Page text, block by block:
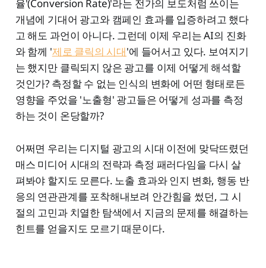
율'(Conversion Rate)'라는 전가의 보도처럼 쓰이는
개념에 기대어 광고와 캠페인 효과를 입증하려고 했다
고 해도 과언이 아니다. 그런데 이제 우리는 AI의 진화
와 함께 '제로 클릭의 시대'에 들어서고 있다. 보여지기
는 했지만 클릭되지 않은 광고를 이제 어떻게 해석할
것인가? 측정할 수 없는 인식의 변화에 어떤 형태로든
영향을 주었을 '노출형' 광고들은 어떻게 성과를 측정
하는 것이 온당할까?
어쩌면 우리는 디지털 광고의 시대 이전에 맞닥뜨렸던
매스 미디어 시대의 전략과 측정 패러다임을 다시 살
펴봐야 할지도 모른다. 노출 효과와 인지 변화, 행동 반
응의 연관관계를 포착해내보려 안간힘을 썼던, 그 시
절의 고민과 치열한 탐색에서 지금의 문제를 해결하는
힌트를 얻을지도 모르기 때문이다.